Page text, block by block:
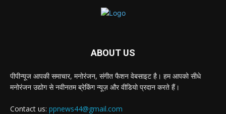
ABOUT US
पीपीन्यूज आपकी समाचार, मनोरंजन, संगीत फैशन वेबसाइट है। हम आपको सीधे
मनोरंजन उद्योग से नवीनतम ब्रेकिंग न्यूज़ और वीडियो प्रदान करते हैं।
Contact us: ppnews44@gmail.com